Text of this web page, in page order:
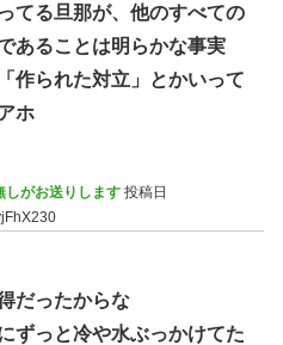
てる旦那が、他のすべての
あることは明らかな事実
作られた対立」とかいって
ホ
しがお送りします 投稿日
だったからな
ずっと冷や水ぶっかけてた